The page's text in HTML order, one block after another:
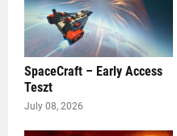
SpaceCraft – Early Access
Teszt
July 08, 2026